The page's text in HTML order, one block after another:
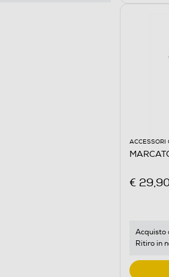
ACCESSORI
€
Acquisto
Ritiro in